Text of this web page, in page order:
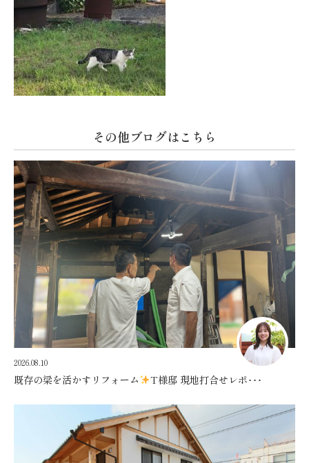
その他ブログはこちら
2026.08.10
既存の梁を活かすリフォーム T様邸 現地打合せレポ･･･